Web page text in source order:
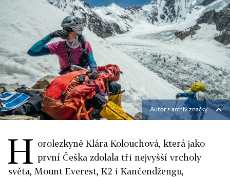
Autor ▪archiv značky
H orolezkyně Klára Kolouchová, která jako
první Češka zdolala tři nejvyšší vrcholy
světa, Mount Everest, K2 i Kančendžengu,